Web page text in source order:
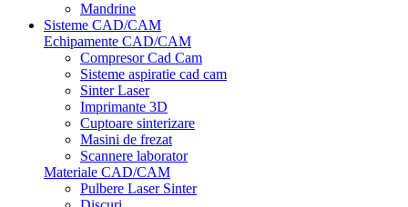
Mandrine
Sisteme CAD/CAM
Echipamente CAD/CAM
Compresor Cad Cam
Sisteme aspiratie cad cam
Sinter Laser
Imprimante 3D
Cuptoare sinterizare
Masini de frezat
Scannere laborator
Materiale CAD/CAM
Pulbere Laser Sinter